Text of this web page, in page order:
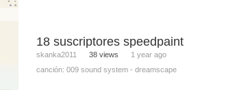
18 suscriptores speedpaint
skanka2011 38 views
1 year ago
canción: 009 sound system - dreamscape